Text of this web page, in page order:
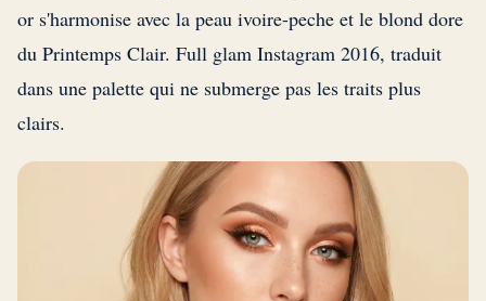
or s'harmonise avec la peau ivoire-peche et le blond dore
du Printemps Clair. Full glam Instagram 2016, traduit
dans une palette qui ne submerge pas les traits plus
clairs.